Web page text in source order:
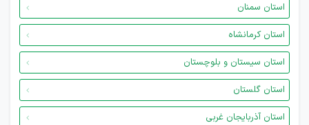
استان سمنان
استان کرمانشاه
استان سیستان و بلوچستان
استان گلستان
استان آذربایجان غربی